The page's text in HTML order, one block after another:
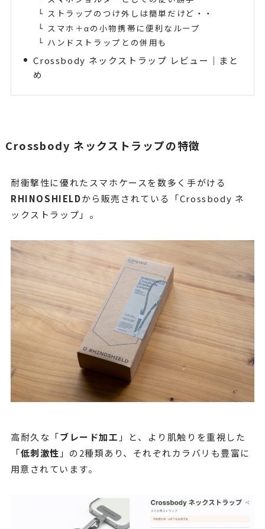
ストラップのつけ外しは簡単だけど・・
スマホ＋αの小物携帯に便利なループ
ハンドストラップとの併用も
Crossbody ネックストラップ レビュー｜まと
め
Crossbody ネックストラップの特徴
耐衝撃性に優れたスマホケースを数多く手がける
RHINOSHIELDから販売されている「Crossbody ネ
ックストラップ」。
高耐久な「ブレード加工 」と、より肌触りを重視した
「低刺激性 」の2種類あり、それぞれカラバリも豊富に
用意されています。